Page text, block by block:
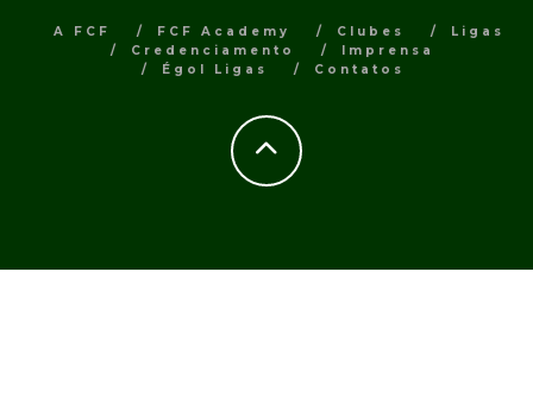
A FCF FCF Academy Clubes
Ligas
Credenciamento
Imprensa
Égol Ligas
Contatos